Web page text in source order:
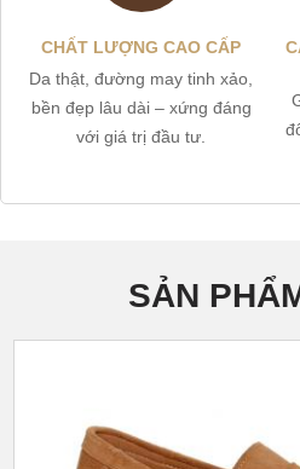
CHẤT LƯỢNG CAO CẤP
Da thật, đường may tinh xảo,
bền đẹp lâu dài – xứng đáng
với giá trị đầu tư.
SẢN